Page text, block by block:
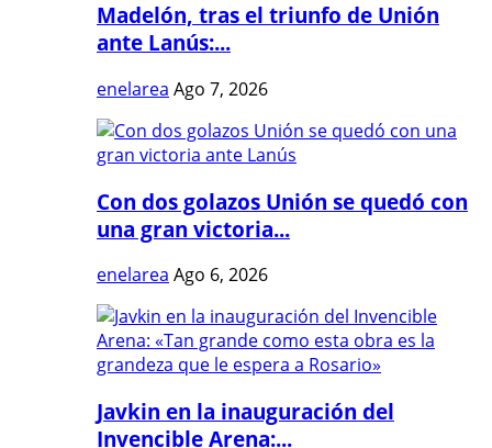
Madelón, tras el triunfo de Unión
ante Lanús:...
enelarea Ago 7, 2026
Con dos golazos Unión se quedó con
una gran victoria...
enelarea Ago 6, 2026
Javkin en la inauguración del
Invencible Arena:...